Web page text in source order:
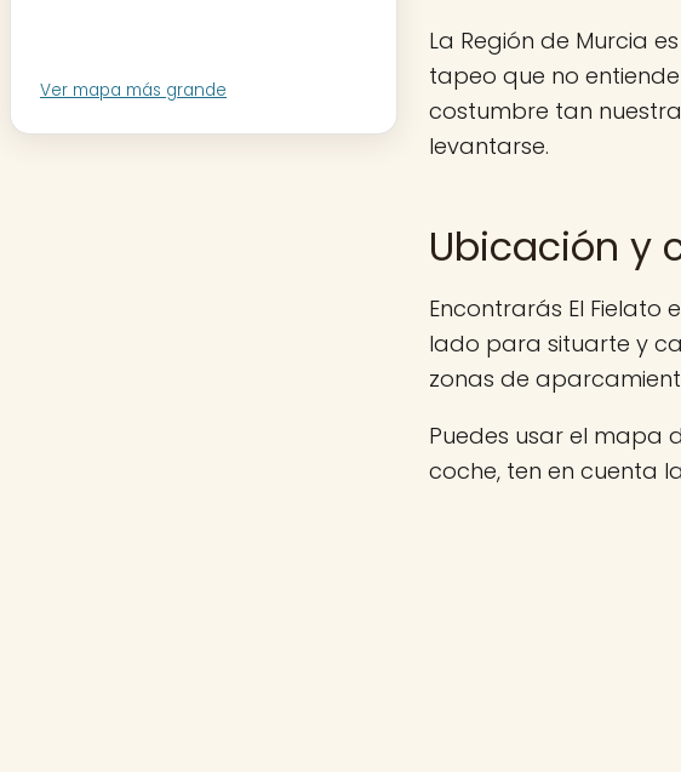
Ver mapa más grande
La Región de Murcia
tapeo que no
costumbre tan
levantarse.
Ubicación y
Encontrarás El Fielato
lado para situarte y
zonas de
Puedes usar el mapa
coche, ten en cuenta